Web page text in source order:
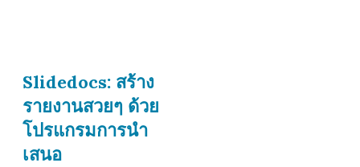
Slidedocs: สร้าง
รายงานสวยๆ ด้วย
โปรแกรมการนำ
เสนอ